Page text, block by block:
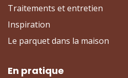
Traitements et entretien
Inspiration
Le parquet dans la maison
En pratique